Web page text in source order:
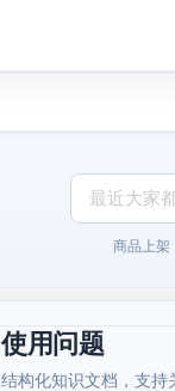
商品上架
使用问题
结构化知识文档，支持